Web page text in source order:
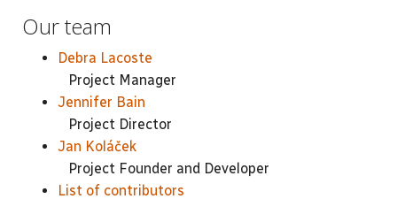
Our team
Debra Lacoste
Project Manager
Jennifer Bain
Project Director
Jan Koláček
Project Founder and Developer
List of contributors